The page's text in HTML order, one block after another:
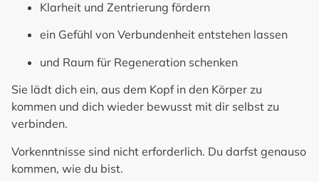
Klarheit und Zentrierung fördern
ein Gefühl von Verbundenheit entstehen lassen
und Raum für Regeneration schenken
Sie lädt dich ein, aus dem Kopf in den Körper zu
kommen und dich wieder bewusst mit dir selbst zu
verbinden.
Vorkenntnisse sind nicht erforderlich. Du darfst genauso
kommen, wie du bist.